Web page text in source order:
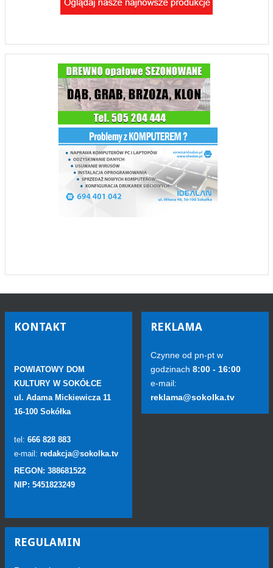
KONTAKT
POWIATOWY DOM
KULTURY W SOKÓŁCE
ul. Adama Mickiewicza 11
16-100 Sokółka
tel: 666 828 883
e-mail: redakcja@sokolka.tv
REGON: 388681522
NIP: 5451823249
REKLAMA
Czynne od pn-pt w
godzinach 8:00 - 16:00
e-mail:
reklama@sokolka.tv
REGULAMIN